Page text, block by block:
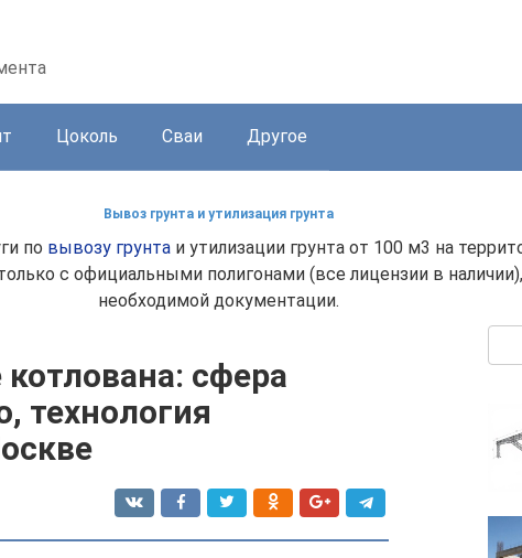
Цоколь Сваи Другое
Вывоз грунта и утилизация грунта
по вывозу грунтаи утилизации грунта от 100 м3 на
с официальными полигонами (все лицензии в
необходимой документации.
сфера
технология